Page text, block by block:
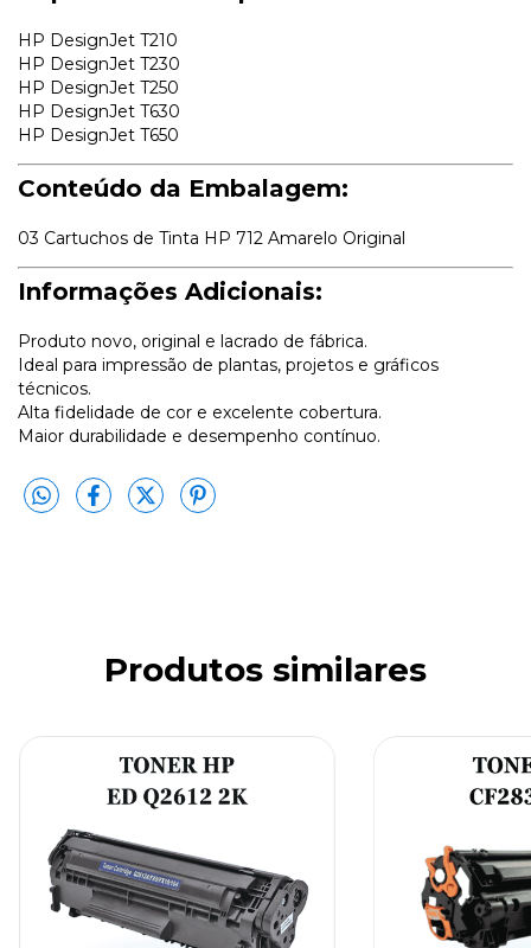
HP DesignJet T210
HP DesignJet T230
HP DesignJet T250
HP DesignJet T630
HP DesignJet T650
Conteúdo da Embalagem:
03 Cartuchos de Tinta HP 712 Amarelo Original
Informações Adicionais:
Produto novo, original e lacrado de fábrica.
Ideal para impressão de plantas, projetos e gráficos
técnicos.
Alta fidelidade de cor e excelente cobertura.
Maior durabilidade e desempenho contínuo.
Produtos similares